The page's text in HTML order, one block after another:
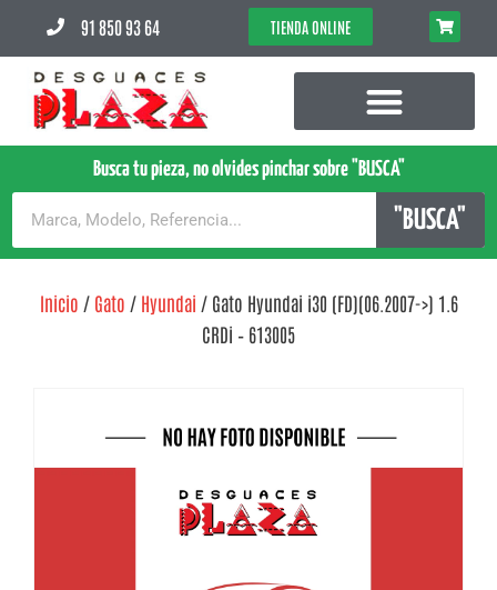
91 850 93 64 TIENDA ONLINE
Busca tu pieza, no olvides pinchar sobre "BUSCA"
"BUSCA"
Inicio / Gato / Hyundai / Gato Hyundai i30 (FD)(06.2007->) 1.6
CRDi – 613005